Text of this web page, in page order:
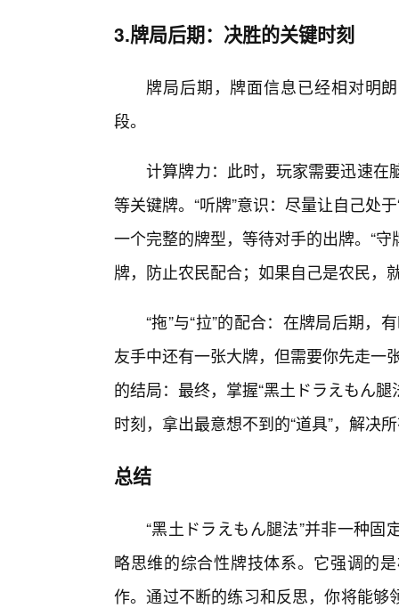
3.牌局后期：决胜的关键时刻
牌局后期，牌面信息已经相对明
段。
计算牌力：此时，玩家需要迅速在
等关键牌。“听牌”意识：尽量让自己处
一个完整的牌型，等待对手的出牌。“
牌，防止农民配合；如果自己是农民，
“拖”与“拉”的配合：在牌局后期，
友手中还有一张大牌，但需要你先走一
的结局：最终，掌握“黑土ドラえもん
时刻，拿出最意想不到的“道具”，解决
总结
“黑土ドラえもん腿法”并非一种
略思维的综合性牌技体系。它强调的
作。通过不断的练习和反思，你将能